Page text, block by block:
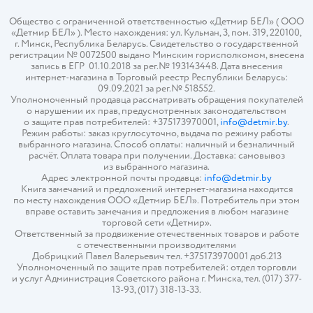
Общество с ограниченной ответственностью «Детмир БЕЛ» ( ООО
«Детмир БЕЛ» ). Место нахождения: ул. Кульман, 3, пом. 319, 220100,
г. Минск, Республика Беларусь. Свидетельство о государственной
регистрации № 0072500 выдано Минским горисполкомом, внесена
запись в ЕГР 01.10.2018 за рег.№ 193143448. Дата внесения
интернет-магазина в Торговый реестр Республики Беларусь:
09.09.2021 за рег.№ 518552.
Уполномоченный продавца рассматривать обращения покупателей
о нарушении их прав, предусмотренных законодательством
о защите прав потребителей: +375173970001,info@detmir.by.
Режим работы: заказ круглосуточно, выдача по режиму работы
выбранного магазина. Способ оплаты: наличный и безналичный
расчёт. Оплата товара при получении. Доставка: самовывоз
из выбранного магазина.
Адрес электронной почты продавца: info@detmir.by
Книга замечаний и предложений интернет-магазина находится
по месту нахождения ООО «Детмир БЕЛ». Потребитель при этом
вправе оставить замечания и предложения в любом магазине
торговой сети «Детмир».
Ответственный за продвижение отечественных товаров и работе
с отечественными производителями
Добрицкий Павел Валерьевич тел. +375173970001 доб.213
Уполномоченный по защите прав потребителей: отдел торговли
и услуг Администрация Советского района г. Минска, тел. (017) 377-
13-93, (017) 318-13-33.